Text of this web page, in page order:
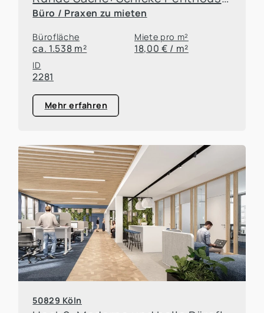
Büro / Praxen zu mieten
Bürofläche
ca. 1.538 m²
Miete pro m²
18,00 € / m²
ID
2281
Mehr erfahren
50829 Köln